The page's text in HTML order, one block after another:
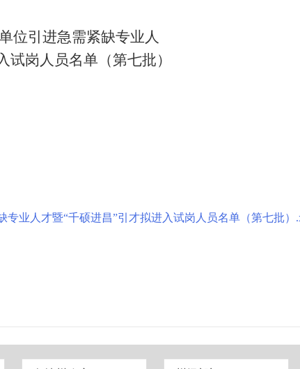
位引进急需紧缺专业人
试岗人员名单（第七批）
专业人才暨“千硕进昌”引才拟进入试岗人员名单（第七批）